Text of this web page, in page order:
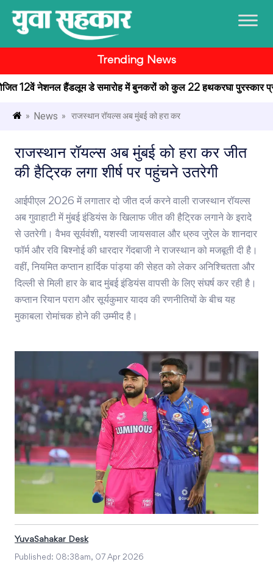
Trending News
12वें नेशनल हैंडलूम डे समारोह में बुनकरों को कुल 22 हथकरघा पुरस्कार प्रदान
» News » राजस्थान रॉयल्स अब मुंबई को हरा कर
राजस्थान रॉयल्स अब मुंबई को हरा कर जीत
की हैट्रिक लगा शीर्ष पर पहुंचने उतरेगी
आईपीएल 2026 में लगातार दो जीत दर्ज करने वाली राजस्थान रॉयल्स
अब गुवाहाटी में मुंबई इंडियंस के खिलाफ जीत की हैट्रिक लगाने के इरादे
से उतरेगी। वैभव सूर्यवंशी, यशस्वी जायसवाल और ध्रुव जुरेल के शानदार
फॉर्म और रवि बिश्नोई की धारदार गेंदबाजी ने राजस्थान को मजबूती दी है।
वहीं, नियमित कप्तान हार्दिक पांड्या की सेहत को लेकर अनिश्चितता और
दिल्ली से मिली हार के बाद मुंबई इंडियंस वापसी के लिए संघर्ष कर रही है।
कप्तान रियान पराग और सूर्यकुमार यादव की रणनीतियों के बीच यह
मुकाबला रोमांचक होने की उम्मीद है।
YuvaSahakar Desk
Published: 08:38am, 07 Apr 2026